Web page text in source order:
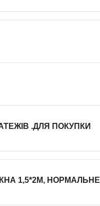
.ДЛЯ ПОКУПКИ
1,5*2М, НОРМАЛЬНЕ